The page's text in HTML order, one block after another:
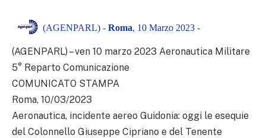
(AGENPARL) - Roma, 10 Marzo 2023 -
(AGENPARL) – ven 10 marzo 2023 Aeronautica Militare
5° Reparto Comunicazione
COMUNICATO STAMPA
Roma, 10/03/2023
Aeronautica, incidente aereo Guidonia: oggi le esequie
del Colonnello Giuseppe Cipriano e del Tenente